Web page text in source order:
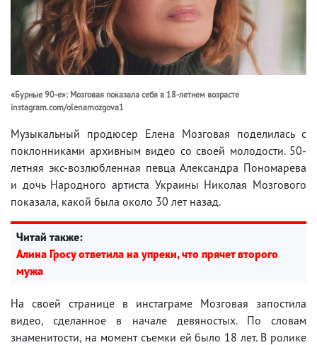
«Бурные 90-е»: Мозговая показала себя в 18-летнем возрасте
instagram.com/olenamozgova1
Музыкальный продюсер Елена Мозговая поделилась с
поклонниками архивным видео со своей молодости. 50-
летняя экс-возлюбленная певца Александра Пономарева
и дочь Народного артиста Украины Николая Мозгового
показала, какой была около 30 лет назад.
Читай также:
Алина Гросу ответила на упреки, что прячет второго
мужа
На своей странице в инстаграме Мозговая запостила
видео, сделанное в начале девяностых. По словам
знаменитости, на момент съемки ей было 18 лет. В ролике